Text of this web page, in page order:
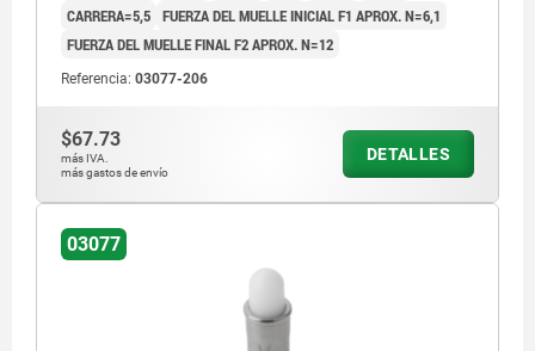
CARRERA=5,5 FUERZA DEL MUELLE INICIAL F1 APROX. N=6,1
FUERZA DEL MUELLE FINAL F2 APROX. N=12
Referencia: 03077-206
$67.73
más IVA.
más gastos de envío
DETALLES
03077